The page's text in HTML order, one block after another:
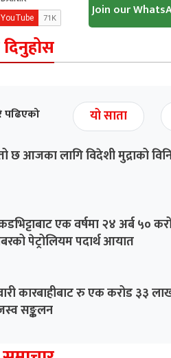
Join our
दिनुहोस
पढिएको यो साता
छ आजका लागि विदेशी मुद्राको
एक वर्षमा २४ अर्ब ५०
पेट्रोलियम पदार्थ आयात
कारबाहीबाट रु एक करोड ३३
सङ्कलन